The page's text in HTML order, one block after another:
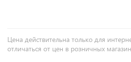
Цена действительна только для
отличаться от цен в розничных